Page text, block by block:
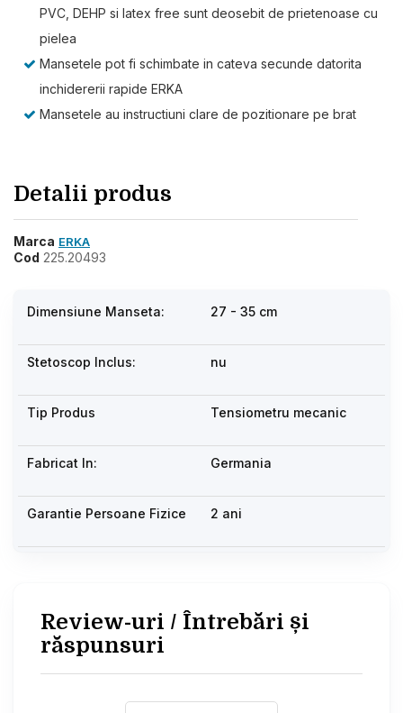
PVC, DEHP si latex free sunt deosebit de prietenoase cu
pielea
Mansetele pot fi schimbate in cateva secunde datorita
inchidererii rapide ERKA
Mansetele au instructiuni clare de pozitionare pe brat
Detalii produs
Marca ERKA
Cod 225.20493
Dimensiune Manseta: 27 - 35 cm
Stetoscop Inclus: nu
Tip Produs Tensiometru mecanic
Fabricat In: Germania
Garantie Persoane Fizice 2 ani
Review-uri / Întrebări și
răspunsuri